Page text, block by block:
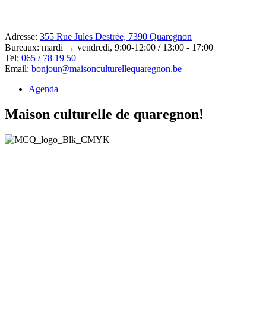
Adresse: 355 Rue Jules Destrée, 7390 Quaregnon
Bureaux: mardi → vendredi, 9:00-12:00 / 13:00 - 17:00
Tel: 065 / 78 19 50
Email: bonjour@maisonculturellequaregnon.be
Agenda
Maison culturelle de quaregnon!